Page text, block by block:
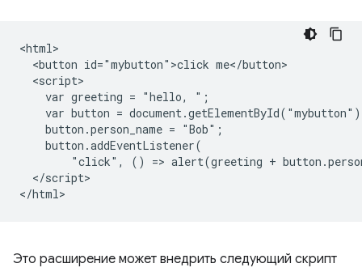
<html>
  <button id="mybutton">click me</button>
  <script>
    var greeting = "hello, ";
var button =
    button.person_name = "Bob";
    button.addEventListener(
"click", () => alert(greeting +
  </script>
Это расширение может внедрить следующий скрипт